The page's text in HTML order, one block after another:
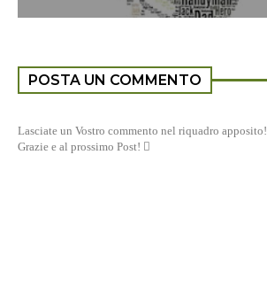
POSTA UN COMMENTO
Lasciate un Vostro commento nel riquadro apposito!
Grazie e al prossimo Post! 